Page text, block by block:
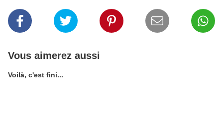
Vous aimerez aussi
Voilà, c'est fini...